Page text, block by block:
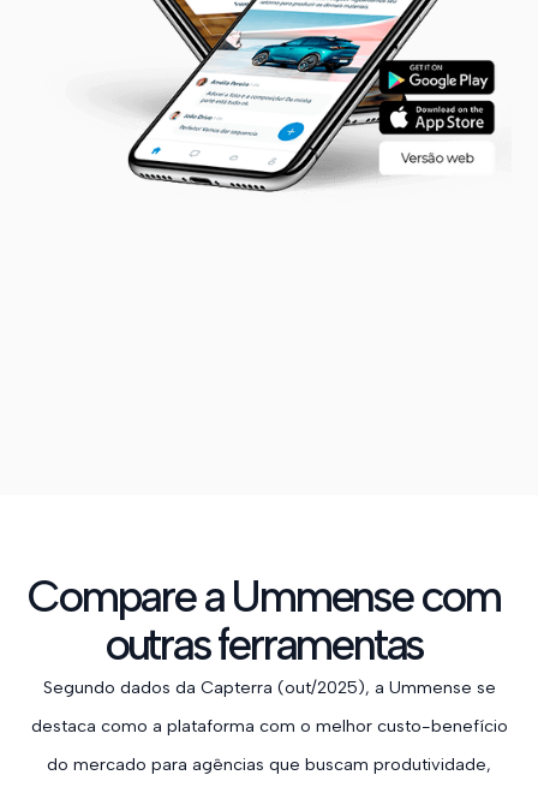
Compare a Ummense com
outras ferramentas
Segundo dados da Capterra (out/2025), a Ummense se
destaca como a plataforma com o melhor custo-benefício
do mercado para agências que buscam produtividade,